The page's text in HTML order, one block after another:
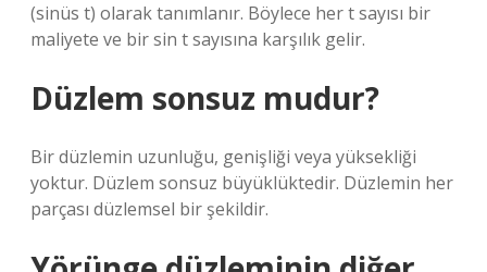
(sinüs t) olarak tanımlanır. Böylece her t sayısı bir
maliyete ve bir sin t sayısına karşılık gelir.
Düzlem sonsuz mudur?
Bir düzlemin uzunluğu, genişliği veya yüksekliği
yoktur. Düzlem sonsuz büyüklüktedir. Düzlemin her
parçası düzlemsel bir şekildir.